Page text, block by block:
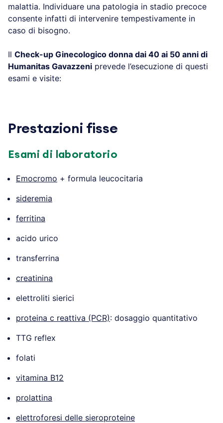
malattia. Individuare una patologia in stadio precoce
consente infatti di intervenire tempestivamente in
caso di bisogno.
Il Check-up Ginecologico donna dai 40 ai 50 anni di
Humanitas Gavazzeni prevede l’esecuzione di questi
esami e visite:
Prestazioni fisse
Esami di laboratorio
Emocromo + formula leucocitaria
sideremia
ferritina
acido urico
transferrina
creatinina
elettroliti sierici
proteina c reattiva (PCR): dosaggio quantitativo
TTG reflex
folati
vitamina B12
prolattina
elettroforesi delle sieroproteine